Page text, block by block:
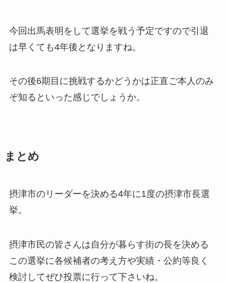
今回出馬表明をして選挙を戦う予定ですので引退
は早くても4年後 となりますね。
その後6期目に挑戦するかどうかは正直ご本人のみ
ぞ知るといった感じでしょうか。
まとめ
摂津市のリーダーを決める4年に1度の摂津市長選
挙。
摂津市民の皆さんは自分が暮らす街の長を決める
この選挙に各候補者の考え方や実績・公約等良く
検討してぜひ投票に行って下さいね。